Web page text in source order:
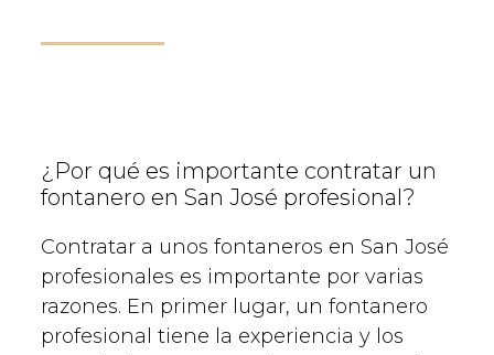
¿Por qué es importante contratar un
fontanero en San José profesional?
Contratar a unos fontaneros en San José
profesionales es importante por varias
razones. En primer lugar, un fontanero
profesional tiene la experiencia y los